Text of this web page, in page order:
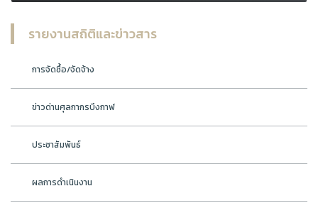
รายงานสถิติและข่าวสาร
การจัดซื้อ/จัดจ้าง
ข่าวด่านศุลกากรบึงกาฬ
ประชาสัมพันธ์
ผลการดำเนินงาน